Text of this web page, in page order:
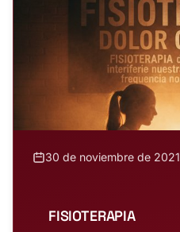
30 de noviembre de 2021
FISIOTERAPIA